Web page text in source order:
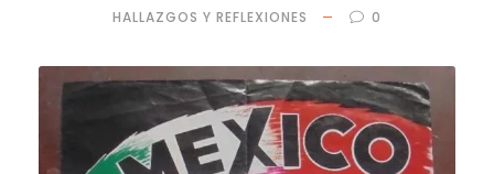
HALLAZGOS Y REFLEXIONES
0